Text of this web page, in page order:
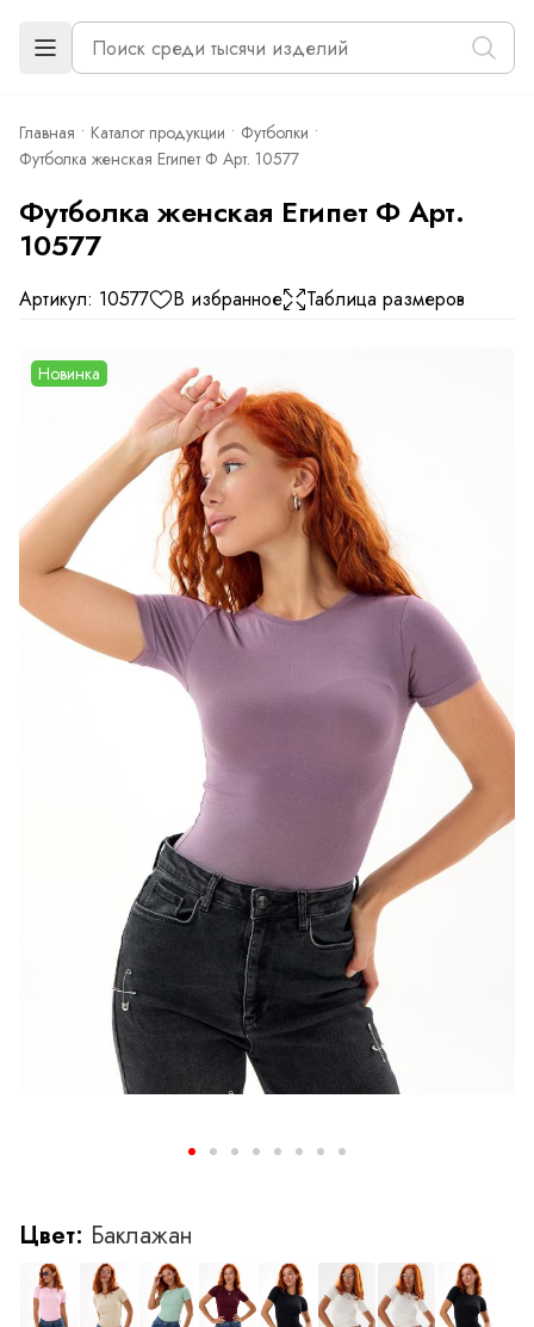
Главная Каталог продукции
Футболки
Футболка женская Египет Ф Арт. 10577
Футболка женская Египет Ф Арт.
10577
Артикул: 10577 В избранное Таблица размеров
Новинка
Цвет: Баклажан